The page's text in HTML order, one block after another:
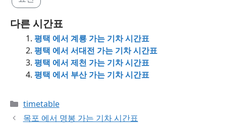
다른 시간표
평택 에서 계룡 가는 기차 시간표
평택 에서 서대전 가는 기차 시간표
평택 에서 제천 가는 기차 시간표
평택 에서 부산 가는 기차 시간표
Categories
timetable
목포 에서 명봉 가는 기차 시간표